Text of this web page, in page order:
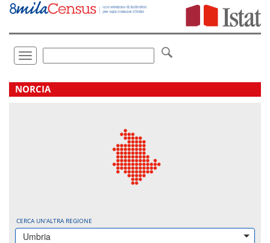
Vai
direttamente
Toggle
navigation
.
NORCIA
CERCA UN'ALTRA REGIONE
Umbria